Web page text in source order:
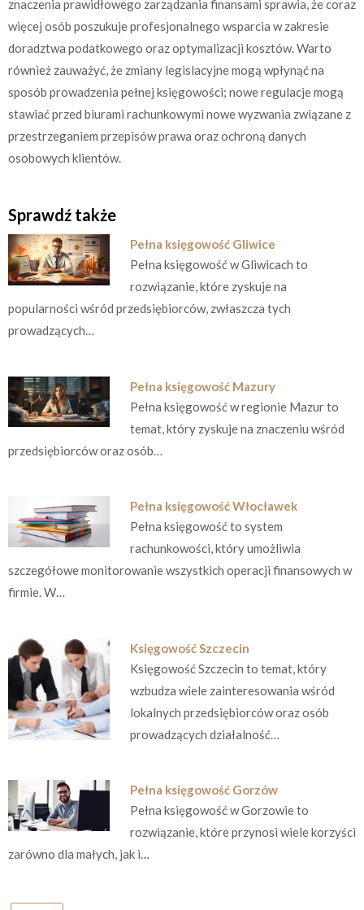
znaczenia prawidłowego zarządzania finansami sprawia, że coraz
więcej osób poszukuje profesjonalnego wsparcia w zakresie
doradztwa podatkowego oraz optymalizacji kosztów. Warto
również zauważyć, że zmiany legislacyjne mogą wpłynąć na
sposób prowadzenia pełnej księgowości; nowe regulacje mogą
stawiać przed biurami rachunkowymi nowe wyzwania związane z
przestrzeganiem przepisów prawa oraz ochroną danych
osobowych klientów.
Sprawdź także
Pełna księgowość Gliwice
Pełna księgowość w Gliwicach to
rozwiązanie, które zyskuje na
popularności wśród przedsiębiorców, zwłaszcza tych
prowadzących…
Pełna księgowość Mazury
Pełna księgowość w regionie Mazur to
temat, który zyskuje na znaczeniu wśród
przedsiębiorców oraz osób…
Pełna księgowość Włocławek
Pełna księgowość to system
rachunkowości, który umożliwia
szczegółowe monitorowanie wszystkich operacji finansowych w
firmie. W…
Księgowość Szczecin
Księgowość Szczecin to temat, który
wzbudza wiele zainteresowania wśród
lokalnych przedsiębiorców oraz osób
prowadzących działalność…
Pełna księgowość Gorzów
Pełna księgowość w Gorzowie to
rozwiązanie, które przynosi wiele korzyści
zarówno dla małych, jak i…